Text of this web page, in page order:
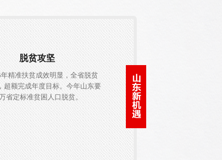
脱贫攻坚
精准扶贫成效明显，全省脱贫
超额完成年度目标。今年山东要
省定标准贫困人口脱贫。